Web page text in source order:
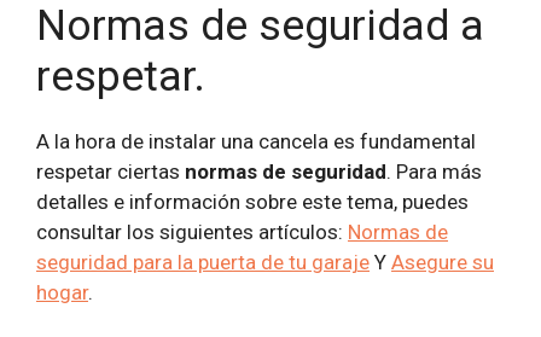
Normas de seguridad a
respetar.
A la hora de instalar una cancela es fundamental
respetar ciertas normas de seguridad. Para más
detalles e información sobre este tema, puedes
consultar los siguientes artículos: Normas de
seguridad para la puerta de tu garaje Y Asegure su
hogar.